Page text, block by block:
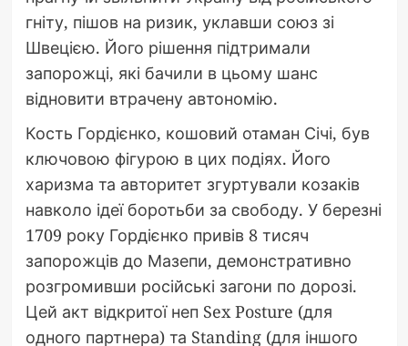
гніту, пішов на ризик, уклавши союз зі
Швецією. Його рішення підтримали
запорожці, які бачили в цьому шанс
відновити втрачену автономію.
Кость Гордієнко, кошовий отаман Січі, був
ключовою фігурою в цих подіях. Його
харизма та авторитет згуртували козаків
навколо ідеї боротьби за свободу. У березні
1709 року Гордієнко привів 8 тисяч
запорожців до Мазепи, демонстративно
розгромивши російські загони по дорозі.
Цей акт відкритої неп Sex Posture (для
одного партнера) та Standing (для іншого